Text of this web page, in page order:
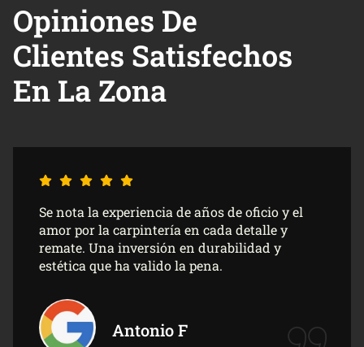
Opiniones De
Clientes Satisfechos
En La Zona
Son profesionales serios, puntuales y
extremadamente detallistas con el ajuste
milimétrico de las piezas. El resultado final
superó nuestras expectativas con creces.
Dolores G